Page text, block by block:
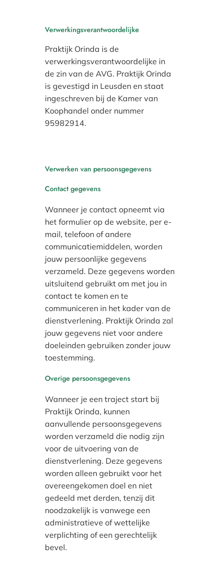
Verwerkingsverantwoordelijke
Praktijk Orinda is de
verwerkingsverantwoordelijke in
de zin van de AVG. Praktijk Orinda
is gevestigd in Leusden en staat
ingeschreven bij de Kamer van
Koophandel onder nummer
95982914.
Verwerken van persoonsgegevens
Contact gegevens
Wanneer je contact opneemt via
het formulier op de website, per e-
mail, telefoon of andere
communicatiemiddelen, worden
jouw persoonlijke gegevens
verzameld. Deze gegevens worden
uitsluitend gebruikt om met jou in
contact te komen en te
communiceren in het kader van de
dienstverlening. Praktijk Orinda zal
jouw gegevens niet voor andere
doeleinden gebruiken zonder jouw
toestemming.
Overige persoonsgegevens
Wanneer je een traject start bij
Praktijk Orinda, kunnen
aanvullende persoonsgegevens
worden verzameld die nodig zijn
voor de uitvoering van de
dienstverlening. Deze gegevens
worden alleen gebruikt voor het
overeengekomen doel en niet
gedeeld met derden, tenzij dit
noodzakelijk is vanwege een
administratieve of wettelijke
verplichting of een gerechtelijk
bevel.